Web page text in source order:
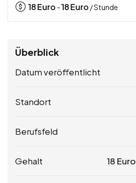
18Euro -18Euro / Stunde
Überblick
Datum veröffentlicht
Standort
Berufsfeld
Gehalt 18 Euro